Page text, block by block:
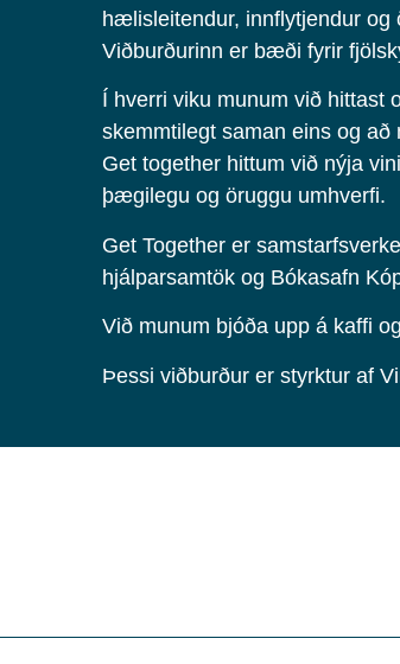
hælisleitendur, innflytjendur og
Viðburðurinn er bæði fyrir
Í hverri viku munum við hittast
skemmtilegt saman eins og að
Get together hittum við nýja
þægilegu og öruggu umhverfi.
Get Together er
hjálparsamtök og Bókasafn
Við munum bjóða upp á kaffi
Þessi viðburður er styrktur af